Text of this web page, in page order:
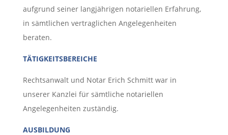
aufgrund seiner langjährigen notariellen Erfahrung,
in sämtlichen vertraglichen Angelegenheiten
beraten.
TÄTIGKEITSBEREICHE
Rechtsanwalt und Notar Erich Schmitt war in
unserer Kanzlei für sämtliche notariellen
Angelegenheiten zuständig.
AUSBILDUNG